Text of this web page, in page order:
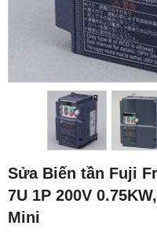
Sửa Biến tần Fuji
7U 1P 200V
Mini